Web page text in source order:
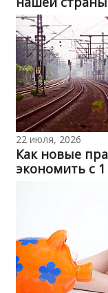
22 июля, 2026
Как новые
экономить с